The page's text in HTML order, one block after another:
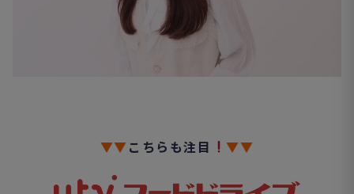
▼▼こちらも注目 ▼▼